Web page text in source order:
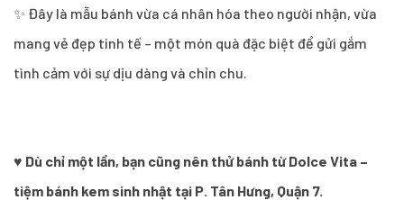
✨ Đây là mẫu bánh vừa cá nhân hóa theo người nhận, vừa
mang vẻ đẹp tinh tế – một món quà đặc biệt để gửi gắm
tình cảm với sự dịu dàng và chỉn chu.
♥ Dù chỉ một lần, bạn cũng nên thử bánh từ Dolce Vita –
tiệm bánh kem sinh nhật tại P. Tân Hưng, Quận 7.